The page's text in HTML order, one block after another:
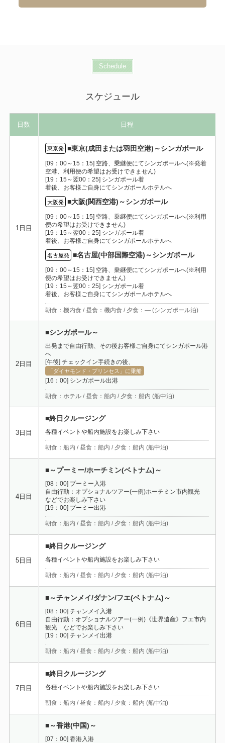
Schedule
スケジュール
日数 日程
1日目
東京発 ■東京(成田または羽田空港)～シンガポール
[09：00～15：15] 空路、乗継便にてシンガポールへ(※発着
空港、利用便の希望はお受けできません)
[19：15～翌00：25] シンガポール着
着後、お客様ご自身にてシンガポールホテルへ
大阪発 ■大阪(関西空港)～シンガポール
[09：00～15：15] 空路、乗継便にてシンガポールへ(※利用
便の希望はお受けできません)
[19：15～翌00：25] シンガポール着
着後、お客様ご自身にてシンガポールホテルへ
名古屋発 ■名古屋(中部国際空港)～シンガポール
[09：00～15：15] 空路、乗継便にてシンガポールへ(※利用
便の希望はお受けできません)
[19：15～翌00：25] シンガポール着
着後、お客様ご自身にてシンガポールホテルへ
朝食：機内食 / 昼食：機内食 / 夕食：― (シンガポール泊)
2日目
■シンガポール～
出発まで自由行動、その後お客様ご自身にてシンガポール港
へ
[午後] チェックイン手続きの後、
「ダイヤモンド・プリンセス」に乗船
[16：00] シンガポール出港
朝食：ホテル / 昼食：船内 / 夕食：船内 (船中泊)
3日目
■終日クルージング
各種イベントや船内施設をお楽しみ下さい
朝食：船内 / 昼食：船内 / 夕食：船内 (船中泊)
4日目
■～プーミー/ホーチミン(ベトナム)～
[08：00] プーミー入港
自由行動：オプショナルツアー(一例)ホーチミン市内観光
などでお楽しみ下さい
[19：00] プーミー出港
朝食：船内 / 昼食：船内 / 夕食：船内 (船中泊)
5日目
■終日クルージング
各種イベントや船内施設をお楽しみ下さい
朝食：船内 / 昼食：船内 / 夕食：船内 (船中泊)
6日目
■～チャンメイ/ダナン/フエ(ベトナム)～
[08：00] チャンメイ入港
自由行動：オプショナルツアー(一例)《世界遺産》フエ市内
観光 などでお楽しみ下さい
[19：00] チャンメイ出港
朝食：船内 / 昼食：船内 / 夕食：船内 (船中泊)
7日目
■終日クルージング
各種イベントや船内施設をお楽しみ下さい
朝食：船内 / 昼食：船内 / 夕食：船内 (船中泊)
■～香港(中国)～
[07：00] 香港入港